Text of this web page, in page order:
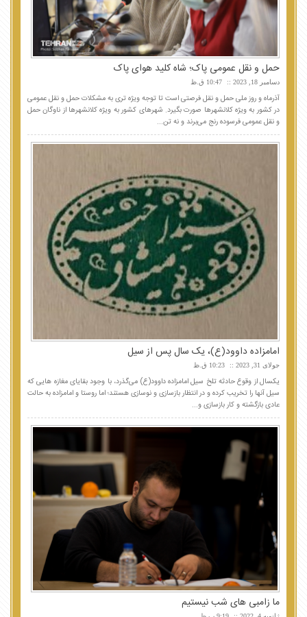
حمل و نقل عمومی پاک؛ شاه کلید هوای پاک
دسامبر 18, 2023 10:47 ق.ظ
آذرماه و روز ملی حمل و نقل فرصتی است تا توجه ویژه تری به مشکلات حمل و نقل عمومی
در کشور به ویژه کلانشهرها صورت بگیرد. شهرهای کشور به ویژه کلانشهرها از ناوگان حمل
و نقل عمومی فرسوده رنج می‌برند و نه تن...
امامزاده داوود(ع)، یک سال پس از سیل
جولای 31, 2023 10:23 ق.ظ
یکسال از وقوع حادثه تلخ سیل امامزاده داوود(ع) می‌گذرد، با وجود بقایای مغازه هایی که
سیل آنها را تخریب کرده و در انتظار بازسازی و نوسازی هستند؛ اما روستا و امامزاده به حالت
عادی بازگشته و کار بازسازی و...
ما زامبی های شب نیستیم